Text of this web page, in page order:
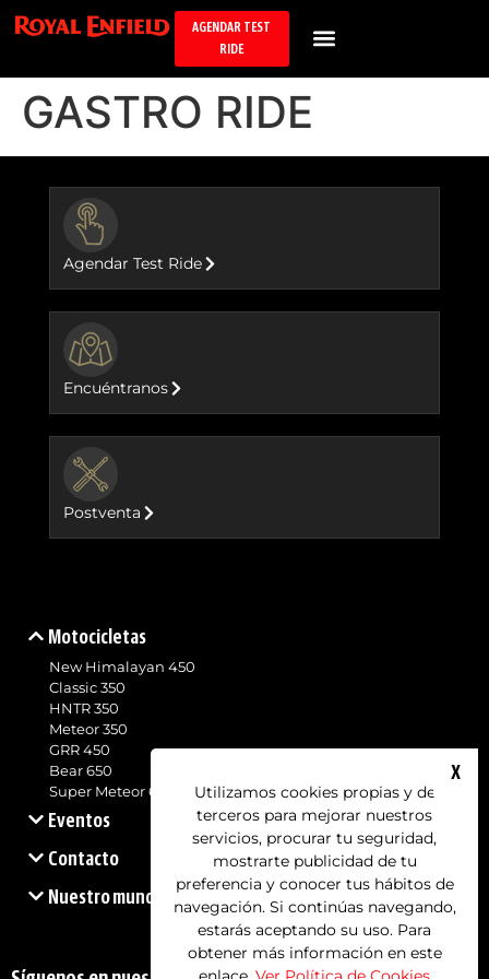
AGENDAR TEST
RIDE
GASTRO RIDE
Agendar Test Ride
Encuéntranos
Postventa
Motocicletas
New Himalayan 450
Classic 350
HNTR 350
Meteor 350
GRR 450
Bear 650
Super Meteor 650
Eventos
Contacto
Nuestro mundo
X
Utilizamos cookies propias y de
terceros para mejorar nuestros
servicios, procurar tu seguridad,
mostrarte publicidad de tu
preferencia y conocer tus hábitos de
navegación. Si continúas navegando,
estarás aceptando su uso. Para
obtener más información en este